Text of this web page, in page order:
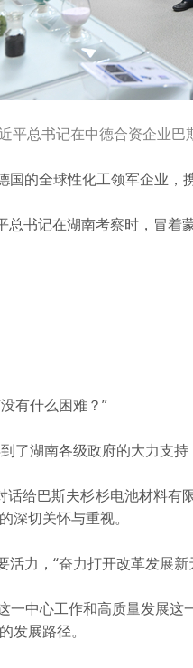
平总书记在中德合资企业巴
的全球性化工领军企业，
书记在湖南考察时，冒着
有什么困难？”
湖南各级政府的大力支持
给巴斯夫杉杉电池材料有
深切关怀与重视。
力，“奋力打开改革发展新
中心工作和高质量发展这
发展路径。